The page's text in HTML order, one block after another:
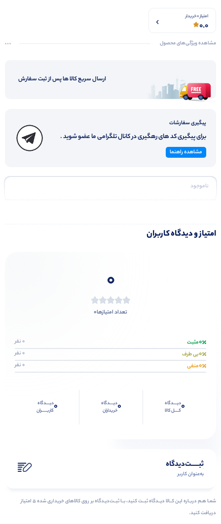
امتیاز 0 خریدار
0.0
مشاهده ویژگی‌های محصول
ارسال سریع کالا ها پس از ثبت سفارش
پیگیری سفارشات
برای پیگیری کد های رهگیری در کانال تلگرامی ما عضو شوید .
مشاهده راهنما
ناموجود
امتیاز و دیدگاه کاربران
0
تعداد امتیازها0
0مثبت 0 نفر
0بی طرف 0 نفر
0منفی 0 نفر
0دیــــدگاه
کــــل کالا
0دیــــدگاه
خریداران
0دیــــدگاه
کاربـــــران
ثبـــــت‌دیدگاه
به‌عنوان کاربر
شمـا هـم دربـاره ایـن کــالا دیــدگاه ثبــت کنید، بــا ثبــت‌دیـدگاه بر روی کالاهای خریداری شده ۵ امتیاز
دریافت کنید.